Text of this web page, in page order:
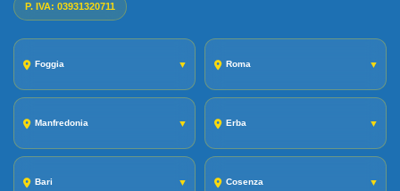
P. IVA: 03931320711
Foggia ▼ Roma ▼
Manfredonia ▼ Erba ▼
Bari ▼ Cosenza ▼